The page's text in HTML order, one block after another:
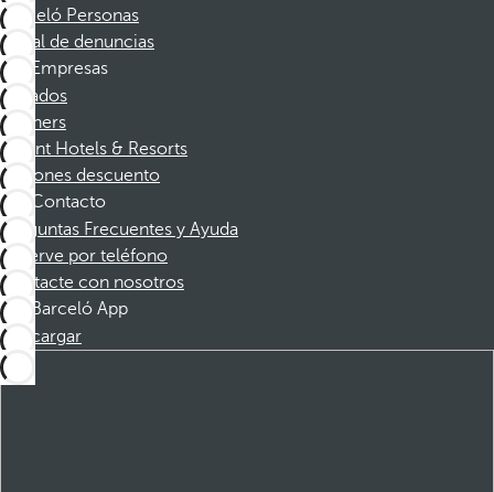
Barceló Personas
Canal de denuncias
Empresas
Afiliados
Partners
Dorint Hotels & Resorts
Cupones descuento
Contacto
Preguntas Frecuentes y Ayuda
Reserve por teléfono
Contacte con nosotros
Barceló App
Descargar